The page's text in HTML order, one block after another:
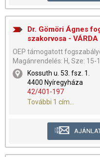
Dr. Gömöri Ágnes
szakorvosa - VÁRDA
OEP támogatott
Magánrendelés: H, Sze: 15-
Kossuth u. 53. fsz. 1.
4400 Nyíregyháza
42/401-197
További 1 cím...